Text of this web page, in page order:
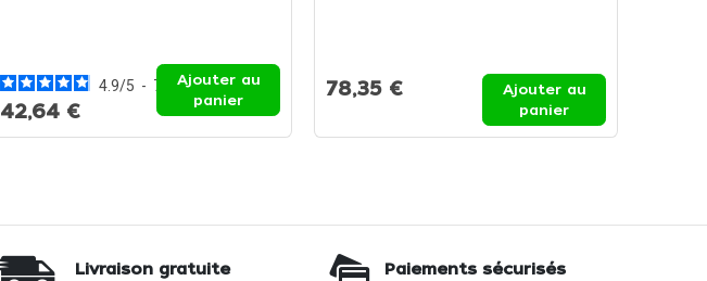
4.9/5 - 7 avis
42,64 €
Ajouter au
panier
78,35 €
Ajouter au
panier
Livraison gratuite Paiements sécurisés